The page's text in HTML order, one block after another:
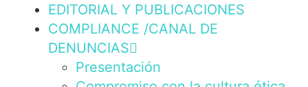
EDITORIAL Y PUBLICACIONES
COMPLIANCE /CANAL DE
DENUNCIAS
Presentación